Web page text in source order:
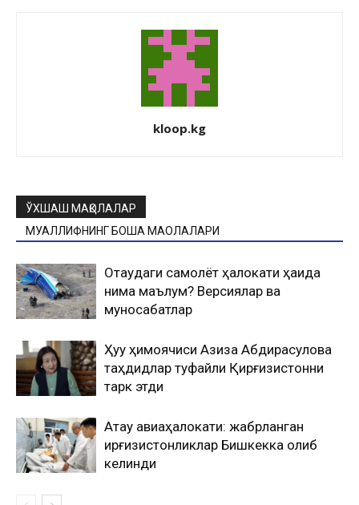
kloop.kg
ЎХШАШ МАҚОЛАЛАР
МУАЛЛИФНИНГ БОШҚА МАҚОЛАЛАРИ
Оқтаудаги самолёт ҳалокати ҳақида
нима маълум? Версиялар ва
муносабатлар
Ҳуқуқ ҳимоячиси Азиза Абдирасулова
таҳдидлар туфайли Қирғизистонни
тарк этди
Ақтау авиаҳалокати: жабрланган
қирғизистонликлар Бишкекка олиб
келинди